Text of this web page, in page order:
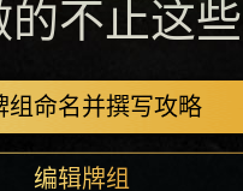
不止这些
组命名并撰写攻略
编辑牌组